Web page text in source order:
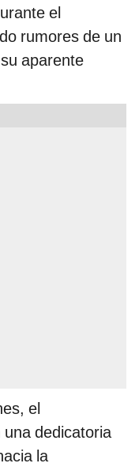
el
rumores de un
aparente
el
dedicatoria
la